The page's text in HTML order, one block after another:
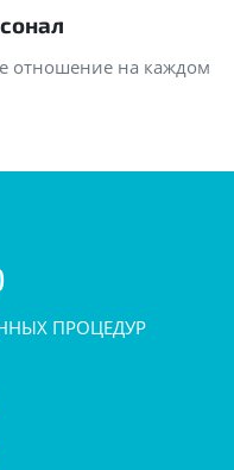
отношение на каждом
ПРОЦЕДУР